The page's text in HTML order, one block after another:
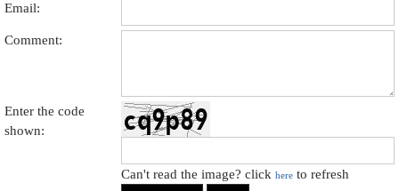
Email:
Comment:
Enter the code
shown:
Can't read the image? clickhere to refresh